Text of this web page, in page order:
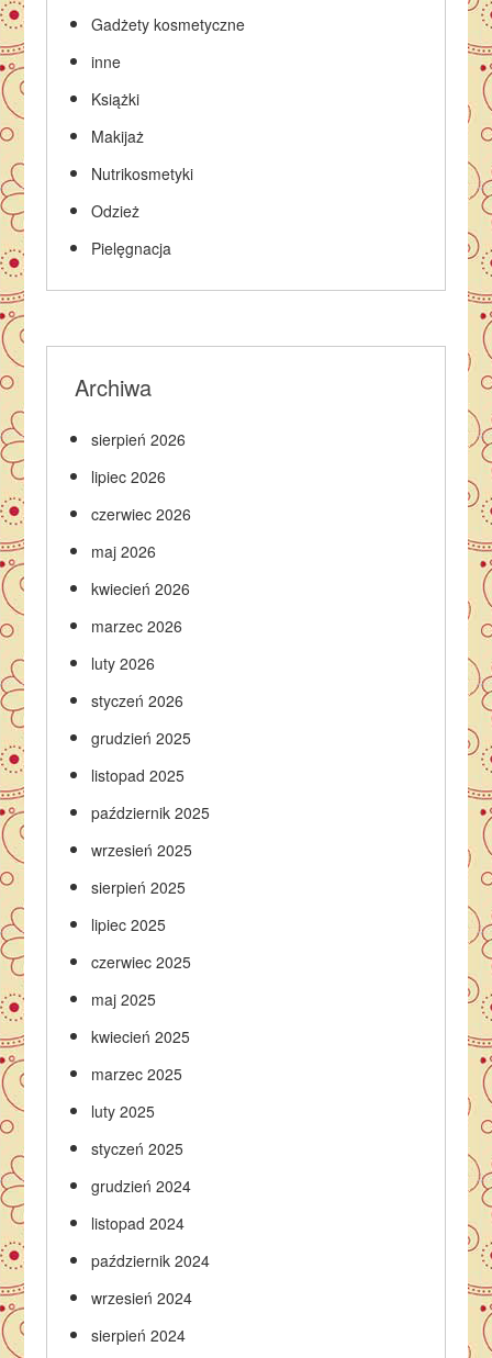
Gadżety kosmetyczne
inne
Książki
Makijaż
Nutrikosmetyki
Odzież
Pielęgnacja
Archiwa
sierpień 2026
lipiec 2026
czerwiec 2026
maj 2026
kwiecień 2026
marzec 2026
luty 2026
styczeń 2026
grudzień 2025
listopad 2025
październik 2025
wrzesień 2025
sierpień 2025
lipiec 2025
czerwiec 2025
maj 2025
kwiecień 2025
marzec 2025
luty 2025
styczeń 2025
grudzień 2024
listopad 2024
październik 2024
wrzesień 2024
sierpień 2024